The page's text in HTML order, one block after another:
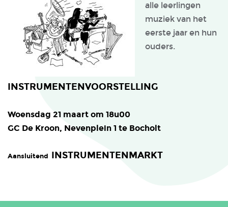
alle leerlingen
muziek van het
eerste jaar en hun
ouders.
INSTRUMENTENVOORSTELLING
Woensdag 21 maart om 18u00
GC De Kroon, Nevenplein 1 te Bocholt
Aansluitend INSTRUMENTENMARKT